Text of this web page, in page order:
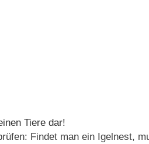
Tiere dar!
Findet man ein Igelnest,